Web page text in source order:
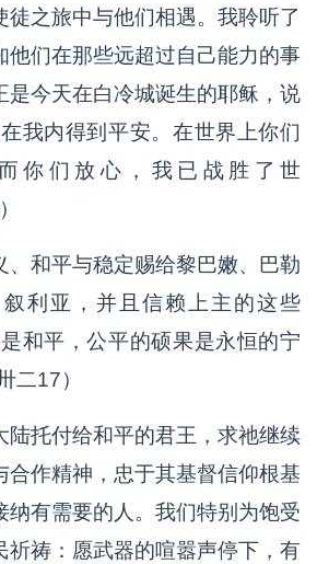
徒之旅中与他们相遇。我聆听了
他们在那些远超过自己能力的事
是今天在白冷城诞生的耶稣，说
我内得到平安。在世界上你们
你们放心，我已战胜了世
、和平与稳定赐给黎巴嫩、巴勒
利亚，并且信赖上主的这些
和平，公平的硕果是永恒的宁
二17）
陆托付给和平的君王，求祂继续
合作精神，忠于其基督信仰根基
纳有需要的人。我们特别为饱受
祈祷：愿武器的喧嚣声停下，有